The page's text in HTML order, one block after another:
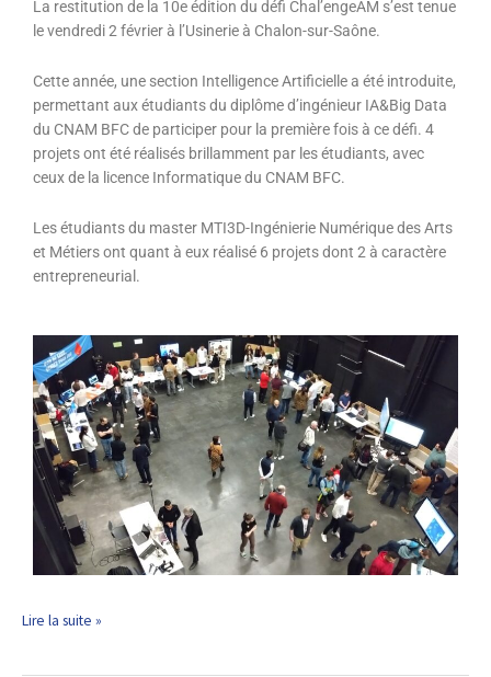
La restitution de la 10e édition du défi Chal’engeAM s’est tenue
le vendredi 2 février à l’Usinerie à Chalon-sur-Saône.
Cette année, une section Intelligence Artificielle a été introduite,
permettant aux étudiants du diplôme d’ingénieur IA&Big Data
du CNAM BFC de participer pour la première fois à ce défi. 4
projets ont été réalisés brillamment par les étudiants, avec
ceux de la licence Informatique du CNAM BFC.
Les étudiants du master MTI3D-Ingénierie Numérique des Arts
et Métiers ont quant à eux réalisé 6 projets dont 2 à caractère
entrepreneurial.
défi
Chal’engeAM
Lire la suite »